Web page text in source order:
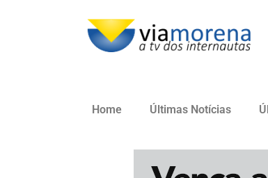
Home Últimas Notícias